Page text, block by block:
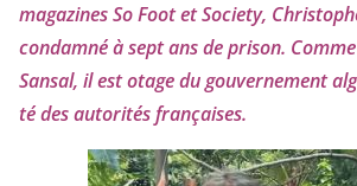
maga­zines So Foot et Society,
condam­né à sept ans de pri­son.
Sansal, il est otage du gou­ver­ne­ment
té des auto­ri­tés françaises.